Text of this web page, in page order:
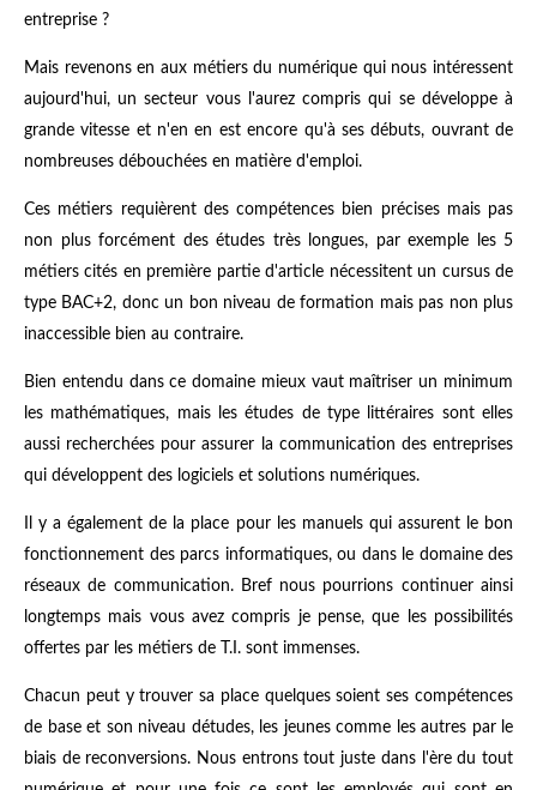
entreprise ?
Mais revenons en aux métiers du numérique qui nous intéressent
aujourd'hui, un secteur vous l'aurez compris qui se développe à
grande vitesse et n'en en est encore qu'à ses débuts, ouvrant de
nombreuses débouchées en matière d'emploi.
Ces métiers requièrent des compétences bien précises mais pas
non plus forcément des études très longues, par exemple les 5
métiers cités en première partie d'article nécessitent un cursus de
type BAC+2, donc un bon niveau de formation mais pas non plus
inaccessible bien au contraire.
Bien entendu dans ce domaine mieux vaut maîtriser un minimum
les mathématiques, mais les études de type littéraires sont elles
aussi recherchées pour assurer la communication des entreprises
qui développent des logiciels et solutions numériques.
Il y a également de la place pour les manuels qui assurent le bon
fonctionnement des parcs informatiques, ou dans le domaine des
réseaux de communication. Bref nous pourrions continuer ainsi
longtemps mais vous avez compris je pense, que les possibilités
offertes par les métiers de T.I. sont immenses.
Chacun peut y trouver sa place quelques soient ses compétences
de base et son niveau détudes, les jeunes comme les autres par le
biais de reconversions. Nous entrons tout juste dans l'ère du tout